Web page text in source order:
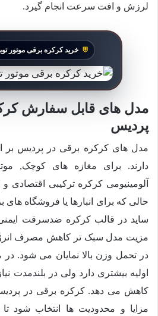
لرزش و افت سرعت انجام گیرد.
خرید کرکره برقی موتور
مدل های قابل سفارش
پردیس
مدل های کرکره برقی در پردیس بر
دارند. برای مغازه های کوچک,
آلومینیومی کرکره ترکیبی اقتصادی
حالی که برای انبارها یا فروشگاه های
ساید در قالب کرکره ضدسرقت
مزیت مدل سبک تر کاهش مصرف
در تحمل وزن بالا نمایان می شود.
اولیه بیشتری دارد ولی در بلندمدت
کاهش می دهد. کرکره برقی در پردیس
مزایا و محدودیت ها انتخاب شود